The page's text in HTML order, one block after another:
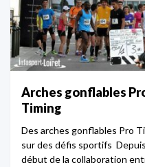
Arches gonflables
Timing
Des arches gonflables Pro
sur des défis sportifs
début de la collaboration